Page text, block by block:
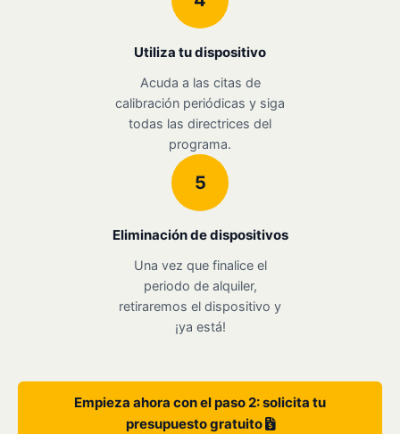
Utiliza tu dispositivo
Acuda a las citas de
calibración periódicas y siga
todas las directrices del
programa.
5
Eliminación de dispositivos
Una vez que finalice el
periodo de alquiler,
retiraremos el dispositivo y
¡ya está!
Empieza ahora con el paso 2: solicita tu
presupuesto gratuito